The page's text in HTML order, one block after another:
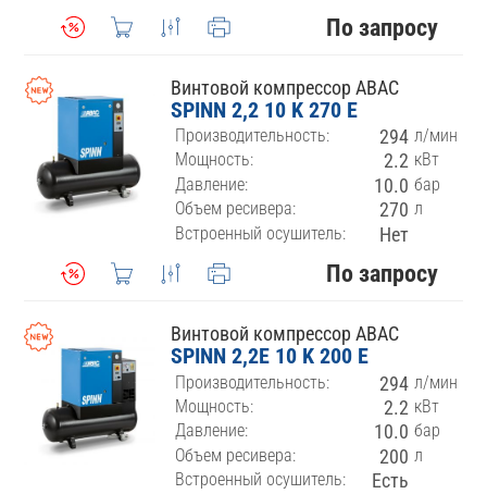
По запросу
Винтовой компрессор ABAC
SPINN 2,2 10 K 270 E
Производительность: 294 л/мин
Мощность:
2.2 кВт
Давление:
10.0 бар
Объем ресивера:
270 л
Встроенный осушитель:
Нет
По запросу
Винтовой компрессор ABAC
SPINN 2,2E 10 K 200 E
Производительность: 294 л/мин
Мощность:
2.2 кВт
Давление:
10.0 бар
Объем ресивера:
200 л
Встроенный осушитель:
Есть